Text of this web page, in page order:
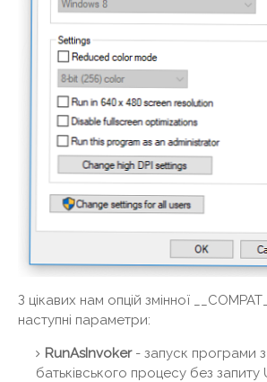
З цікавих нам опцій змінної
наступні параметри:
RunAsInvoker- запуск програми з
батьківського процесу без запиту